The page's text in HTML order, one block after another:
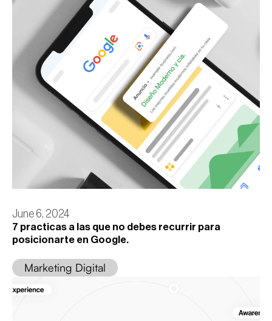
June 6, 2024
7 practicas a las que no debes recurrir para
posicionarte en Google.
Marketing Digital